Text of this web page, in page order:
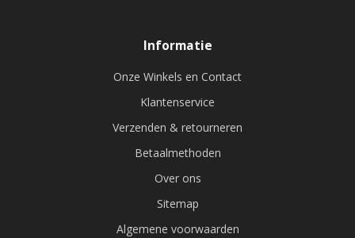
Informatie
Onze Winkels en Contact
Klantenservice
Verzenden & retourneren
Betaalmethoden
Over ons
Sitemap
Algemene voorwaarden